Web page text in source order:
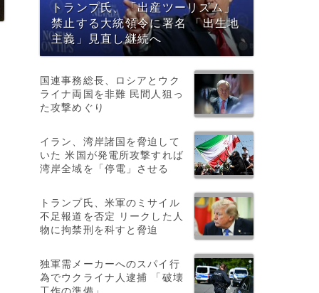
トランプ氏、「出産ツーリズム」
禁止する大統領令に署名 「出生地
主義」見直し継続へ
国連事務総長、ロシアとウク
ライナ両国を非難 民間人狙っ
た攻撃めぐり
イラン、湾岸諸国を脅迫して
いた 米国が発電所攻撃すれば
湾岸全域を「停電」させる
トランプ氏、米軍のミサイル
不足報道を否定 リークした人
物に拘禁刑を科すと脅迫
独軍需メーカーへのスパイ行
為でウクライナ人逮捕 「破壊
工作の準備」